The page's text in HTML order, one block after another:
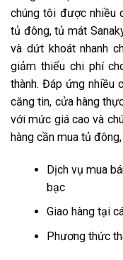
chúng tôi được nhiều
tủ đông, tủ mát
và dứt khoát nhanh
giảm thiểu chi phí
thành. Đáp ứng nhiều
căng tin, cửa hàng
với mức giá cao và
hàng cần mua tủ
Dịch vụ mua
bạc
Giao hàng tại
Phương thức